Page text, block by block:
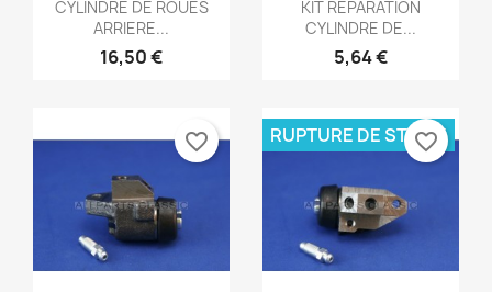
CYLINDRE DE ROUES
ARRIERE...
16,50 €
KIT REPARATION
CYLINDRE DE...
5,64 €
favorite_border RUPTURE DE STOCK
favorite_border